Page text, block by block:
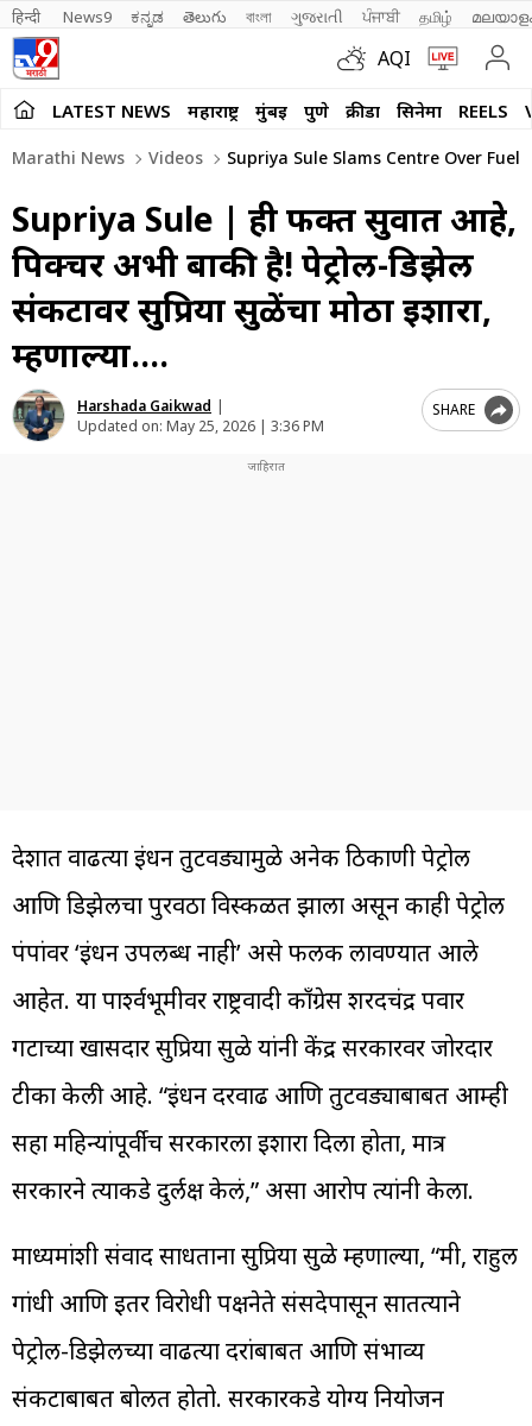
हिन्दी News9 ಕನ್ನಡ తెలుగు বাংলা ગુજરાતી ਪੰਜਾਬੀ தமிழ்
AQI
LATEST NEWS महाराष्ट्र मुंबई पुणे क्रीडा सिनेमा REELS
Marathi News Videos Supriya Sule Slams Centre Over
Supriya Sule | ही फक्त सुरुवात आहे,
पिक्चर अभी बाकी है! पेट्रोल-डिझेल
संकटावर सुप्रिया सुळेंचा मोठा इशारा,
म्हणाल्या….
Harshada Gaikwad |
Updated on: May 25, 2026 | 3:36 PM
SHARE
देशात वाढत्या इंधन तुटवड्यामुळे अनेक ठिकाणी पेट्रोल
आणि डिझेलचा पुरवठा विस्कळीत झाला असून काही पेट्रोल
पंपांवर ‘इंधन उपलब्ध नाही’ असे फलक लावण्यात आले
आहेत. या पार्श्वभूमीवर राष्ट्रवादी काँग्रेस शरदचंद्र पवार
गटाच्या खासदार सुप्रिया सुळे यांनी केंद्र सरकारवर जोरदार
टीका केली आहे. “इंधन दरवाढ आणि तुटवड्याबाबत आम्ही
सहा महिन्यांपूर्वीच सरकारला इशारा दिला होता, मात्र
सरकारने त्याकडे दुर्लक्ष केलं,” असा आरोप त्यांनी केला.
माध्यमांशी संवाद साधताना सुप्रिया सुळे म्हणाल्या, “मी, राहुल
गांधी आणि इतर विरोधी पक्षनेते संसदेपासून सातत्याने
पेट्रोल-डिझेलच्या वाढत्या दरांबाबत आणि संभाव्य
संकटाबाबत बोलत होतो. सरकारकडे योग्य नियोजन